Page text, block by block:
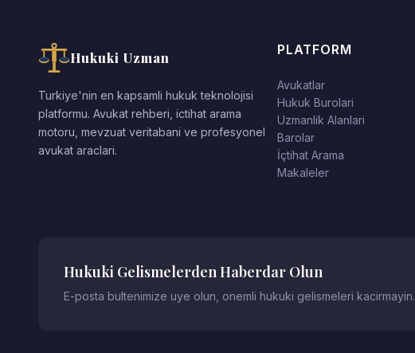
Hukuki Uzman
Turkiye'nin en kapsamli hukuk teknolojisi
platformu. Avukat rehberi, ictihat arama
motoru, mevzuat veritabani ve profesyonel
avukat araclari.
PLATFORM
Avukatlar
Hukuk Burolari
Uzmanlik Alanlari
Barolar
İçtihat Arama
Makaleler
Hukuki Gelismelerden Haberdar Olun
E-posta bultenimize uye olun, onemli hukuki gelismeleri kacirmayin.